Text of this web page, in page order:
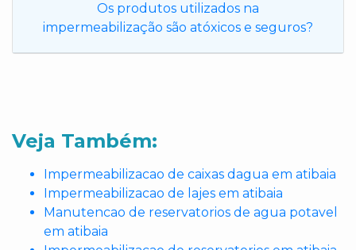
Os produtos utilizados na
impermeabilização são atóxicos e seguros?
Veja Também:
Impermeabilizacao de caixas dagua em atibaia
Impermeabilizacao de lajes em atibaia
Manutencao de reservatorios de agua potavel
em atibaia